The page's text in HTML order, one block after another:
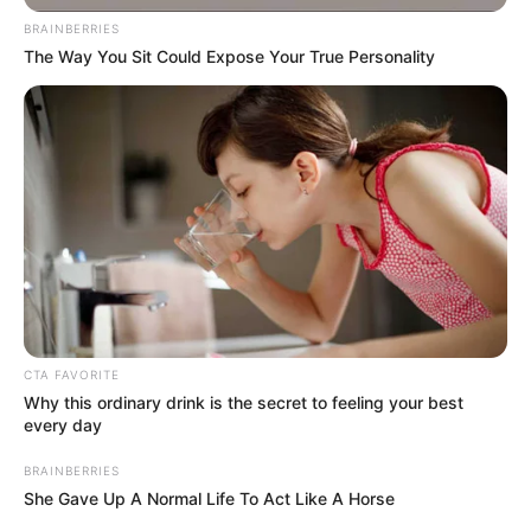
encontrada desmembrada por parientes, agentes de la
Policía Metropolitana de Bogotá y miembros del Cuerpo
BRAINBERRIES
The Way You Sit Could Expose Your True Personality
CTA FAVORITE
Why this ordinary drink is the secret to feeling your best
every day
BRAINBERRIES
She Gave Up A Normal Life To Act Like A Horse